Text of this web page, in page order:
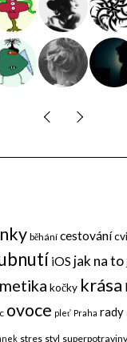
běhání cestování
iOS jak na to
kočky krása
ovoce pleť Praha rady
stres styl superpotraviny